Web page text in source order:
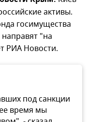
активы.
госимущества
"на
РИА Новости.
под санкции
время мы